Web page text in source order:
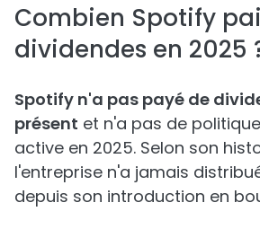
Combien Spotify
dividendes en 2025
Spotify n'a pas payé de
présent et n'a pas de
active en 2025. Selon son
l'entreprise n'a jamais
depuis son introduction en